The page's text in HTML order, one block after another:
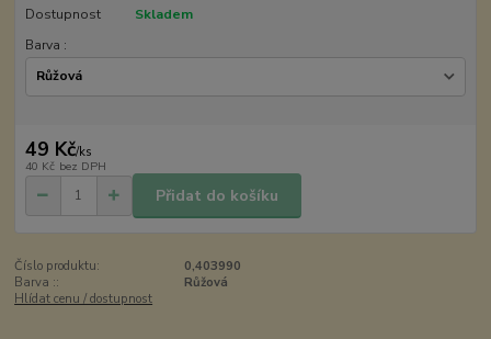
Dostupnost
Skladem
Barva :
49 Kč/ks
40 Kč bez DPH
Přidat do košíku
Číslo produktu:
0,403990
Barva ::
Růžová
Hlídat cenu / dostupnost